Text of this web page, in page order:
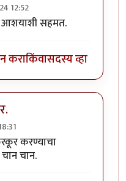
12:52
ताई तुम्हीbyगवि
आशयाशी सहमत.
कराकिंवासदस्य व्हा
करण्याचा
चान.